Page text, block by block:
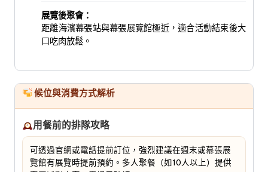
展覽後聚會：
距離海濱幕張站與幕張展覽館極近，適合活動結束後大
口吃肉放鬆。
候位與消費方式解析
用餐前的排隊攻略
可透過官網或電話提前訂位，強烈建議在週末或幕張展
覽館有展覽時提前預約。多人聚餐（如10人以上）提供